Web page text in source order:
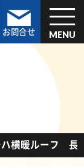
お問合せ MENU
ハ横暖ルーフ 長